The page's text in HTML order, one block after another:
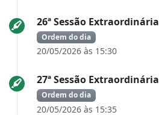
26ª Sessão Extraordinária
Ordem do dia
20/05/2026 às 15:30
27ª Sessão Extraordinária
Ordem do dia
20/05/2026 às 15:35